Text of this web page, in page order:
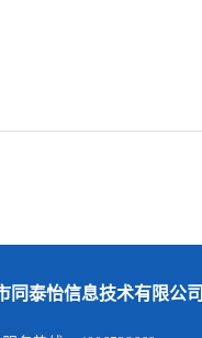
同泰怡信息技术有限公司